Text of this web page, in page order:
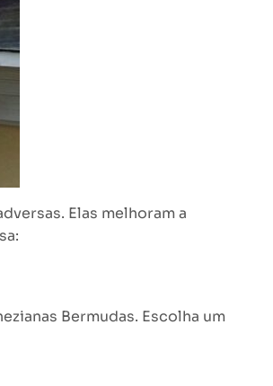
Elas melhoram a
Bermudas. Escolha um